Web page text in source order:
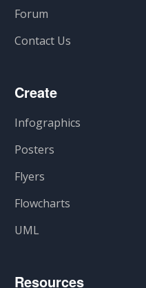
Forum
Contact Us
Create
Infographics
Posters
Flyers
Flowcharts
UML
Resources